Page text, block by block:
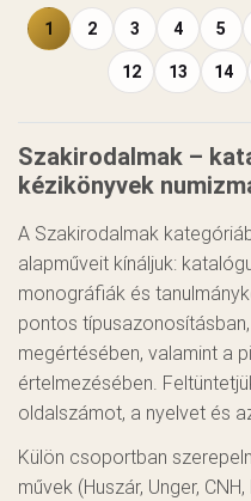
1 2 3 4 5
12
13 14
Szakirodalmak –
kézikönyvek
A Szakirodalmak
alapműveit kínáljuk:
monográfiák és
pontos
megértésében, valamint a
értelmezésében.
oldalszámot, a nyelvet és
Külön csoportban
művek (Huszár, Unger,